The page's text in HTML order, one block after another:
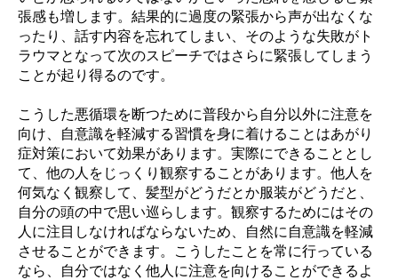
張感も増します。結果的に過度の緊張から声が出なくな
ったり、話す内容を忘れてしまい、そのような失敗がト
ラウマとなって次のスピーチではさらに緊張してしまう
ことが起り得るのです。
こうした悪循環を断つために普段から自分以外に注意を
向け、自意識を軽減する習慣を身に着けることはあがり
症対策において効果があります。実際にできることとし
て、他の人をじっくり観察することがあります。他人を
何気なく観察して、髪型がどうだとか服装がどうだと、
自分の頭の中で思い巡らします。観察するためにはその
人に注目しなければならないため、自然に自意識を軽減
させることができます。こうしたことを常に行っている
なら、自分ではなく他人に注意を向けることができるよ